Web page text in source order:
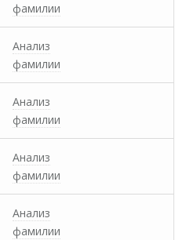
фамилии
Анализ
фамилии
Анализ
фамилии
Анализ
фамилии
Анализ
фамилии